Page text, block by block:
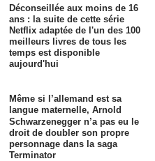
Déconseillée aux moins de 16
ans : la suite de cette série
Netflix adaptée de l'un des 100
meilleurs livres de tous les
temps est disponible
aujourd'hui
Même si l’allemand est sa
langue maternelle, Arnold
Schwarzenegger n’a pas eu le
droit de doubler son propre
personnage dans la saga
Terminator